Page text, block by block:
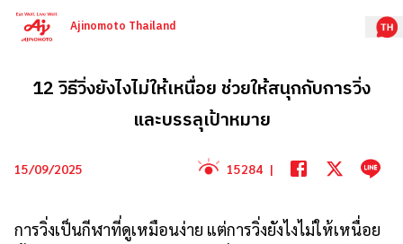
Ajinomoto Thailand
12 วิธีวิ่งยังไงไม่ให้เหนื่อย ช่วยให้สนุกกับการวิ่ง
และบรรลุเป้าหมาย
15/09/2025 15284 |
การวิ่งเป็นกีฬาที่ดูเหมือนง่าย แต่การวิ่งยังไงไม่ให้เหนื่อย